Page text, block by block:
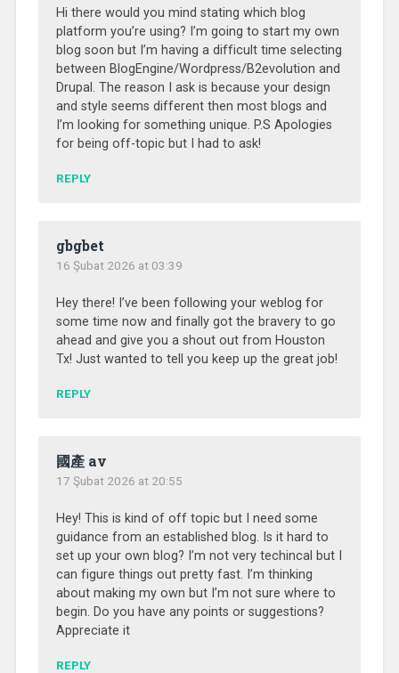
Hi there would you mind stating which blog
platform you’re using? I’m going to start my own
blog soon but I’m having a difficult time selecting
between BlogEngine/Wordpress/B2evolution and
Drupal. The reason I ask is because your design
and style seems different then most blogs and
I’m looking for something unique. P.S Apologies
for being off-topic but I had to ask!
REPLY
gbgbet
16 Şubat 2026 at 03:39
Hey there! I’ve been following your weblog for
some time now and finally got the bravery to go
ahead and give you a shout out from Houston
Tx! Just wanted to tell you keep up the great job!
REPLY
國產 av
17 Şubat 2026 at 20:55
Hey! This is kind of off topic but I need some
guidance from an established blog. Is it hard to
set up your own blog? I’m not very techincal but I
can figure things out pretty fast. I’m thinking
about making my own but I’m not sure where to
begin. Do you have any points or suggestions?
Appreciate it
REPLY